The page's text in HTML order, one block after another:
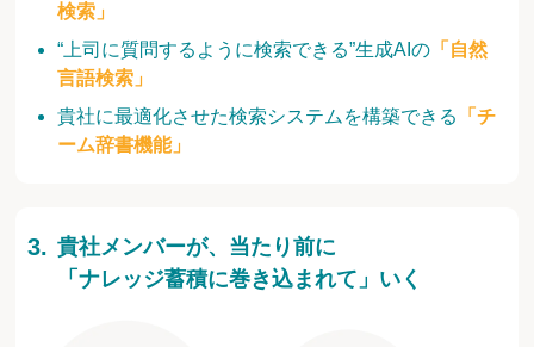
検索」
“上司に質問するように検索できる”生成AIの 「自然
言語検索」
貴社に最適化させた検索システムを構築できる
「チ
ーム辞書機能」
貴社メンバーが、当たり前に
「ナレッジ蓄積に巻き込まれて」いく